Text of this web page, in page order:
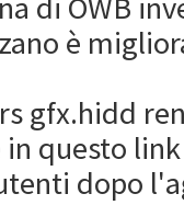
è
gfx.hidd
questo
dopo